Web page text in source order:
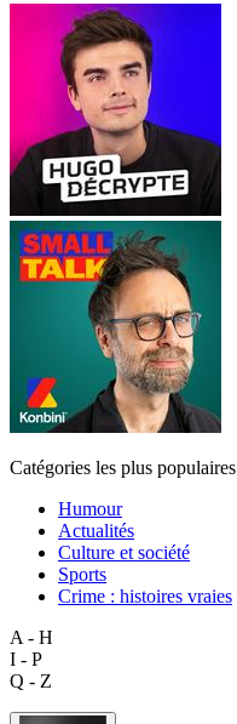
Catégories les plus populaires
Humour
Actualités
Culture et société
Sports
Crime : histoires vraies
A - H
I - P
Q - Z